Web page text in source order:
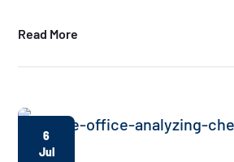
Read More
6
Jul